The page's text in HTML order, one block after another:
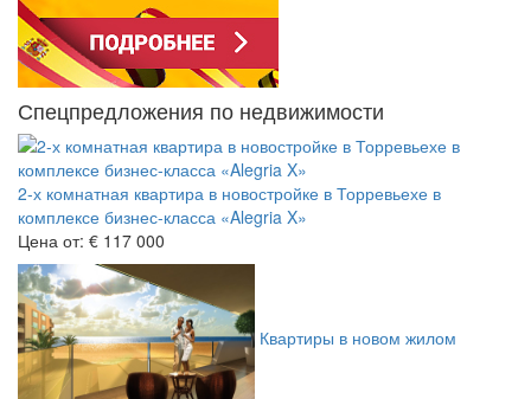
Спецпредложения по недвижимости
2-х комнатная квартира в новостройке в Торревьехе в
комплексе бизнес-класса «Alegria X»
Цена от: € 117 000
Квартиры в новом жилом